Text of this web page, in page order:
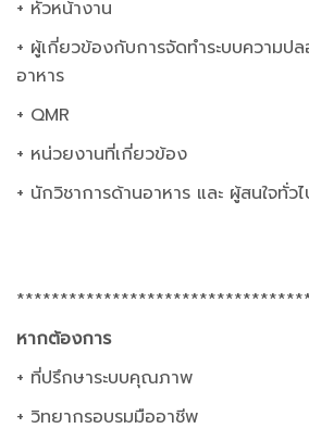
+ หัวหน้างาน
​+ ผู้เกี่ยวข้องกับการจัดทำระบบความป
อาหาร
​+ QMR
​+ หน่วยงานที่เกี่ยวข้อง
​+ นักวิชาการด้านอาหาร และ ผู้สนใจทั่ว
หากต้องการ
+ ที่ปรึกษาระบบคุณภาพ
+ วิทยากรอบรมมืออาชีพ